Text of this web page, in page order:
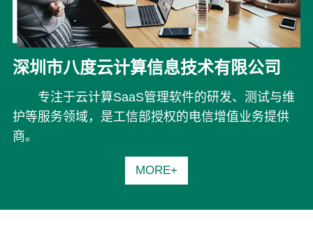
深圳市八度云计算信息技术有限公司
专注于云计算SaaS管理软件的研发、测试与维
护等服务领域，是工信部授权的电信增值业务提供
商。
MORE+